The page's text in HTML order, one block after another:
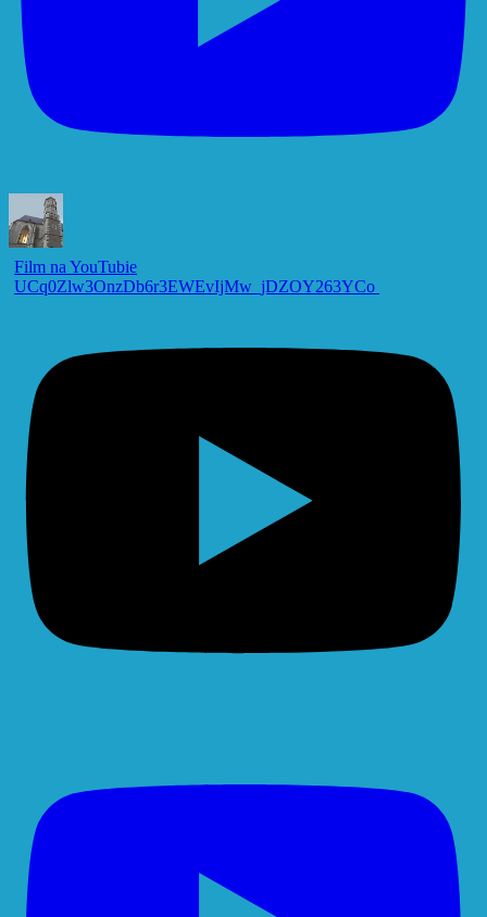
Film na YouTubie
UCq0Zlw3OnzDb6r3EWEvIjMw_jDZOY263YCo